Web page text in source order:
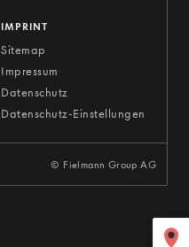
IMPRINT
Sitemap
Impressum
Datenschutz
Datenschutz-Einstellungen
© Fielmann Group AG